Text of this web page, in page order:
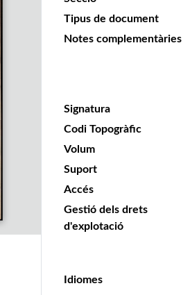
Tipus de document
Notes complementàries
Signatura
Codi Topogràfic
Volum
Suport
Accés
Gestió dels drets
d'explotació
Idiomes